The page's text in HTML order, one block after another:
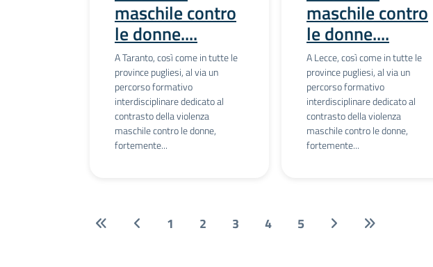
maschile contro
le donne....
A Taranto, così come in tutte le
province pugliesi, al via un
percorso formativo
interdisciplinare dedicato al
contrasto della violenza
maschile contro le donne,
fortemente...
maschile contro
le donne....
A Lecce, così come in tutte le
province pugliesi, al via un
percorso formativo
interdisciplinare dedicato al
contrasto della violenza
maschile contro le donne,
fortemente...
1 2 3 4 5